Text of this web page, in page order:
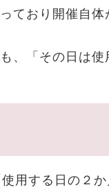
ており開催自体
、「その日は使
用する日の２か